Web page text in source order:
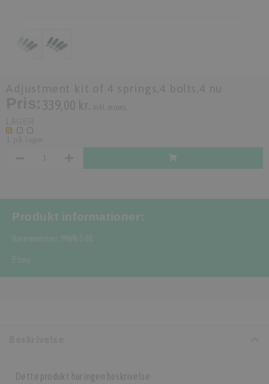
Produkt informationer:
Varenummer: MWR-500
Ebay
Dette produkt har ingen beskrivelse